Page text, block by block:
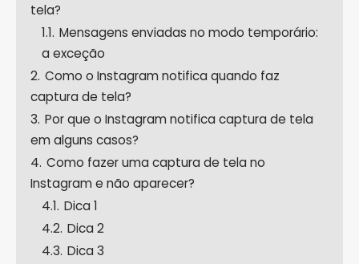
tela?
1.1. Mensagens enviadas no modo temporário:
a exceção
2. Como o Instagram notifica quando faz
captura de tela?
3. Por que o Instagram notifica captura de tela
em alguns casos?
4. Como fazer uma captura de tela no
Instagram e não aparecer?
4.1. Dica 1
4.2. Dica 2
4.3. Dica 3